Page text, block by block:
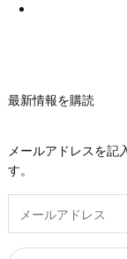
最新情報を購読
メールアドレスを記
す。